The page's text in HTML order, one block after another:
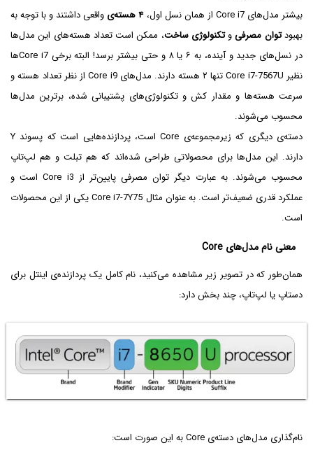
بیشتر مدل‌های Core i7 از همان نسل اول،
۴ هسته‌ی
واقعی داشتند و با توجه به
بهبودتوان مصرفیوتکنولوژی ساخت، ممکن است تعداد هسته‌های این مدل‌ها
در نسل‌های جدید و آینده، به ۶ یا ۸ و حتی بیشتر برسد! البته برخی Core i7ها
نظیر Core i7-7567U تنها ۲ هسته دارند. مدل‌های Core i9 از نظر تعداد هسته و
سرعت هسته‌ها و مقدار کش و تکنولوژی‌های پشتیبانی شده، برترین مدل‌ها
محسوب می‌شوند.
دسته‌ی دیگری که زیرمجموعه‌ی Core است، پردازنده‌هایی است که پسوند Y
دارند. این مدل‌ها برای محصولاتی طراحی شده‌اند که هم تبلت و هم لپ‌تاپ
محسوب می‌شوند. به عبارت دیگر توان مصرفی پایین‌تر از Core i3 است و
عملکرد قدری ضعیف‌تر است. به عنوان مثال Core i7-7Y75 یکی از این محصولات
است.
معنی نام مدل‌های Core
همان‌طور که در تصویر زیر مشاهده می‌کنید، نام کامل یک پردازنده‌ی اینتل برای
دستاپ یا لپ‌تاپ، چند بخش دارد:
نام‌گذاری مدل‌های دسته‌ی Core به این صورت است: